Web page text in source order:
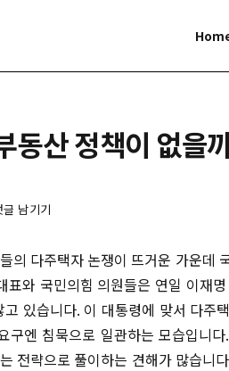
동산 정책이 없을
글 남기기
의 다주택자 논쟁이 뜨거운 가운데
표와 국민의힘 의원들은 연일 이재
있습니다. 이 대통령에 맞서 다주
구엔 침묵으로 일관하는 모습입니
전략으로 풀이하는 견해가 많습니